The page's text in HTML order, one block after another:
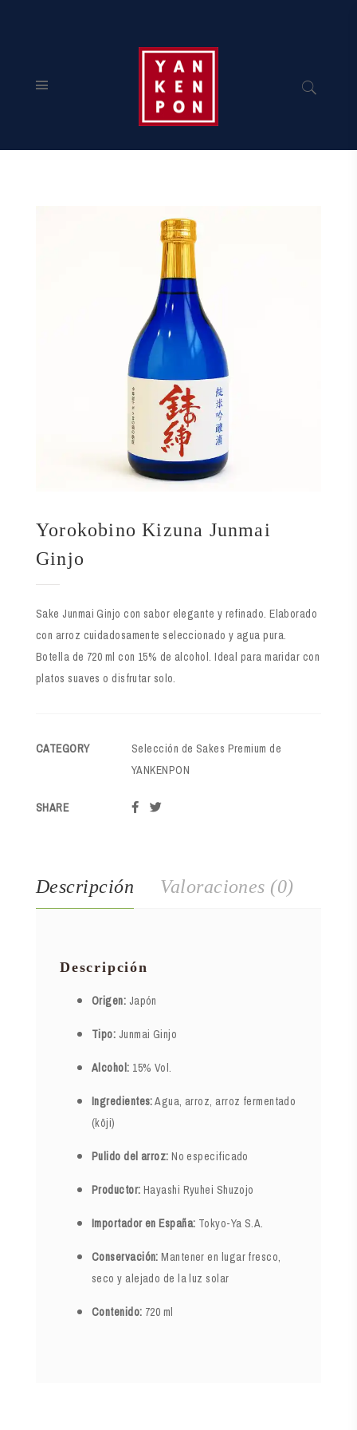
Yorokobino Kizuna Junmai
Ginjo
Sake Junmai Ginjo con sabor elegante y refinado. Elaborado
con arroz cuidadosamente seleccionado y agua pura.
Botella de 720 ml con 15% de alcohol. Ideal para maridar con
platos suaves o disfrutar solo.
CATEGORY
Selección de Sakes Premium de
YANKENPON
SHARE
Descripción Valoraciones (0)
Descripción
Origen:Japón
Tipo:Junmai Ginjo
Alcohol: 15% Vol.
Ingredientes:Agua, arroz, arroz fermentado
(kōji)
Pulido del arroz:No especificado
Productor:Hayashi Ryuhei Shuzojo
Importador en España: Tokyo-Ya S.A.
Conservación:Mantener en lugar fresco,
seco y alejado de la luz solar
Contenido: 720 ml